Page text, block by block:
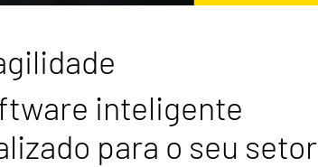
inteligente
para o seu setor